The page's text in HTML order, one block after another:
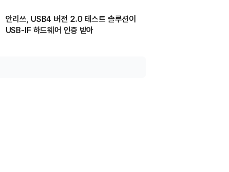
안리쓰, USB4 버전 2.0 테스트 솔루션이
USB-IF 하드웨어 인증 받아